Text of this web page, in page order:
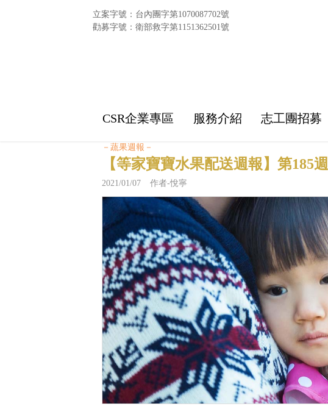
立案字號：台內團字第1070087702號
勸募字號：衛部救字第1151362501號
CSR企業專區 服務介紹 志工團招募
－蔬果週報－
【等家寶寶水果配送週報】第185週
2021/01/07 作者-悅寧